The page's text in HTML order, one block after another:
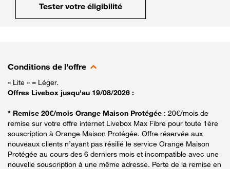
Tester votre éligibilité
Conditions de l'offre
« Lite » = Léger.
Offres Livebox jusqu'au 19/08/2026 :
* Remise 20€/mois Orange Maison Protégée : 20€/mois de
remise sur votre offre internet Livebox Max Fibre pour toute 1ère
souscription à Orange Maison Protégée. Offre réservée aux
nouveaux clients n’ayant pas résilié le service Orange Maison
Protégée au cours des 6 derniers mois et incompatible avec une
nouvelle souscription à une même adresse. Perte de la remise en